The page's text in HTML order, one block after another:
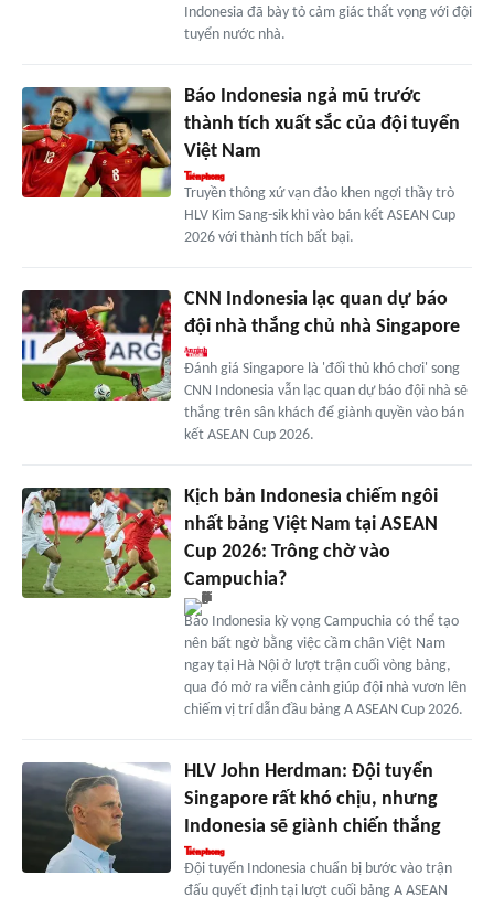
Indonesia đã bày tỏ cảm giác thất vọng với đội
tuyển nước nhà.
Báo Indonesia ngả mũ trước
thành tích xuất sắc của đội tuyển
Việt Nam
Truyền thông xứ vạn đảo khen ngợi thầy trò
HLV Kim Sang-sik khi vào bán kết ASEAN Cup
2026 với thành tích bất bại.
CNN Indonesia lạc quan dự báo
đội nhà thắng chủ nhà Singapore
Đánh giá Singapore là 'đối thủ khó chơi' song
CNN Indonesia vẫn lạc quan dự báo đội nhà sẽ
thắng trên sân khách để giành quyền vào bán
kết ASEAN Cup 2026.
Kịch bản Indonesia chiếm ngôi
nhất bảng Việt Nam tại ASEAN
Cup 2026: Trông chờ vào
Campuchia?
Báo Indonesia kỳ vọng Campuchia có thể tạo
nên bất ngờ bằng việc cầm chân Việt Nam
ngay tại Hà Nội ở lượt trận cuối vòng bảng,
qua đó mở ra viễn cảnh giúp đội nhà vươn lên
chiếm vị trí dẫn đầu bảng A ASEAN Cup 2026.
HLV John Herdman: Đội tuyển
Singapore rất khó chịu, nhưng
Indonesia sẽ giành chiến thắng
Đội tuyển Indonesia chuẩn bị bước vào trận
đấu quyết định tại lượt cuối bảng A ASEAN